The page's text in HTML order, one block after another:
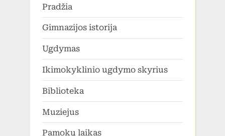
Pradžia
Gimnazijos istorija
Ugdymas
Ikimokyklinio ugdymo skyrius
Biblioteka
Muziejus
Pamokų laikas